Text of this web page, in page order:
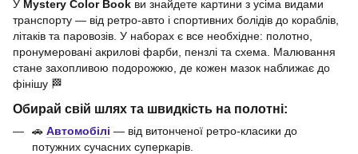
У Mystery Color Book ви знайдете картини з усіма видами
транспорту — від ретро-авто і спортивних болідів до кораблів,
літаків та паровозів. У наборах є все необхідне: полотно,
пронумеровані акрилові фарби, пензлі та схема. Малювання
стане захопливою подорожжю, де кожен мазок наближає до
фінішу 🏁
Обирай свій шлях та швидкість на полотні:
🚗 Автомобілі — від витонченої ретро-класики до
потужних сучасних суперкарів.